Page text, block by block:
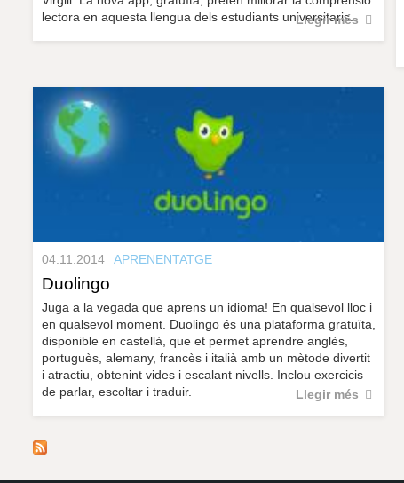
lectora en aquesta llengua dels estudiants universitaris.
Llegir més
04.11.2014 APRENENTATGE
Duolingo
Juga a la vegada que aprens un idioma! En qualsevol lloc i
en qualsevol moment. Duolingo és una plataforma gratuïta,
disponible en castellà, que et permet aprendre anglès,
portuguès, alemany, francès i italià amb un mètode divertit
i atractiu, obtenint vides i escalant nivells. Inclou exercicis
de parlar, escoltar i traduir.
Llegir més